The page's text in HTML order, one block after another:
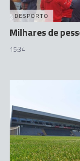
DESPORTO
Milhares de
15:34